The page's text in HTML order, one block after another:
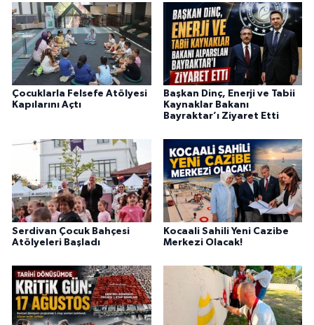
Çocuklarla Felsefe Atölyesi
Kapılarını Açtı
Başkan Dinç, Enerji ve Tabii
Kaynaklar Bakanı
Bayraktar’ı Ziyaret Etti
Serdivan Çocuk Bahçesi
Atölyeleri Başladı
Kocaali Sahili Yeni Cazibe
Merkezi Olacak!